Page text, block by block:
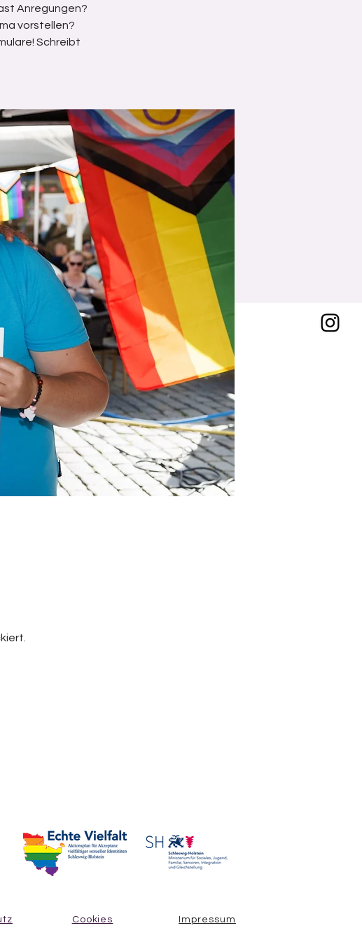
Anregungen?
vorstellen?
Schreibt
Cookies Impressum